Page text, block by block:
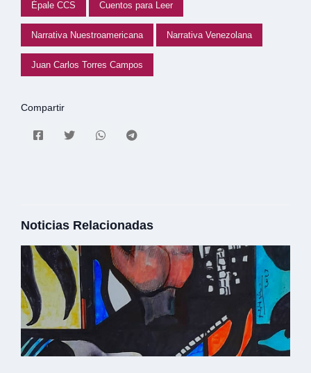
Épale CCS Cuentos para Leer
Narrativa Nuestroamericana Narrativa Venezolana
Juan Carlos Torres Campos
Compartir
Noticias Relacionadas